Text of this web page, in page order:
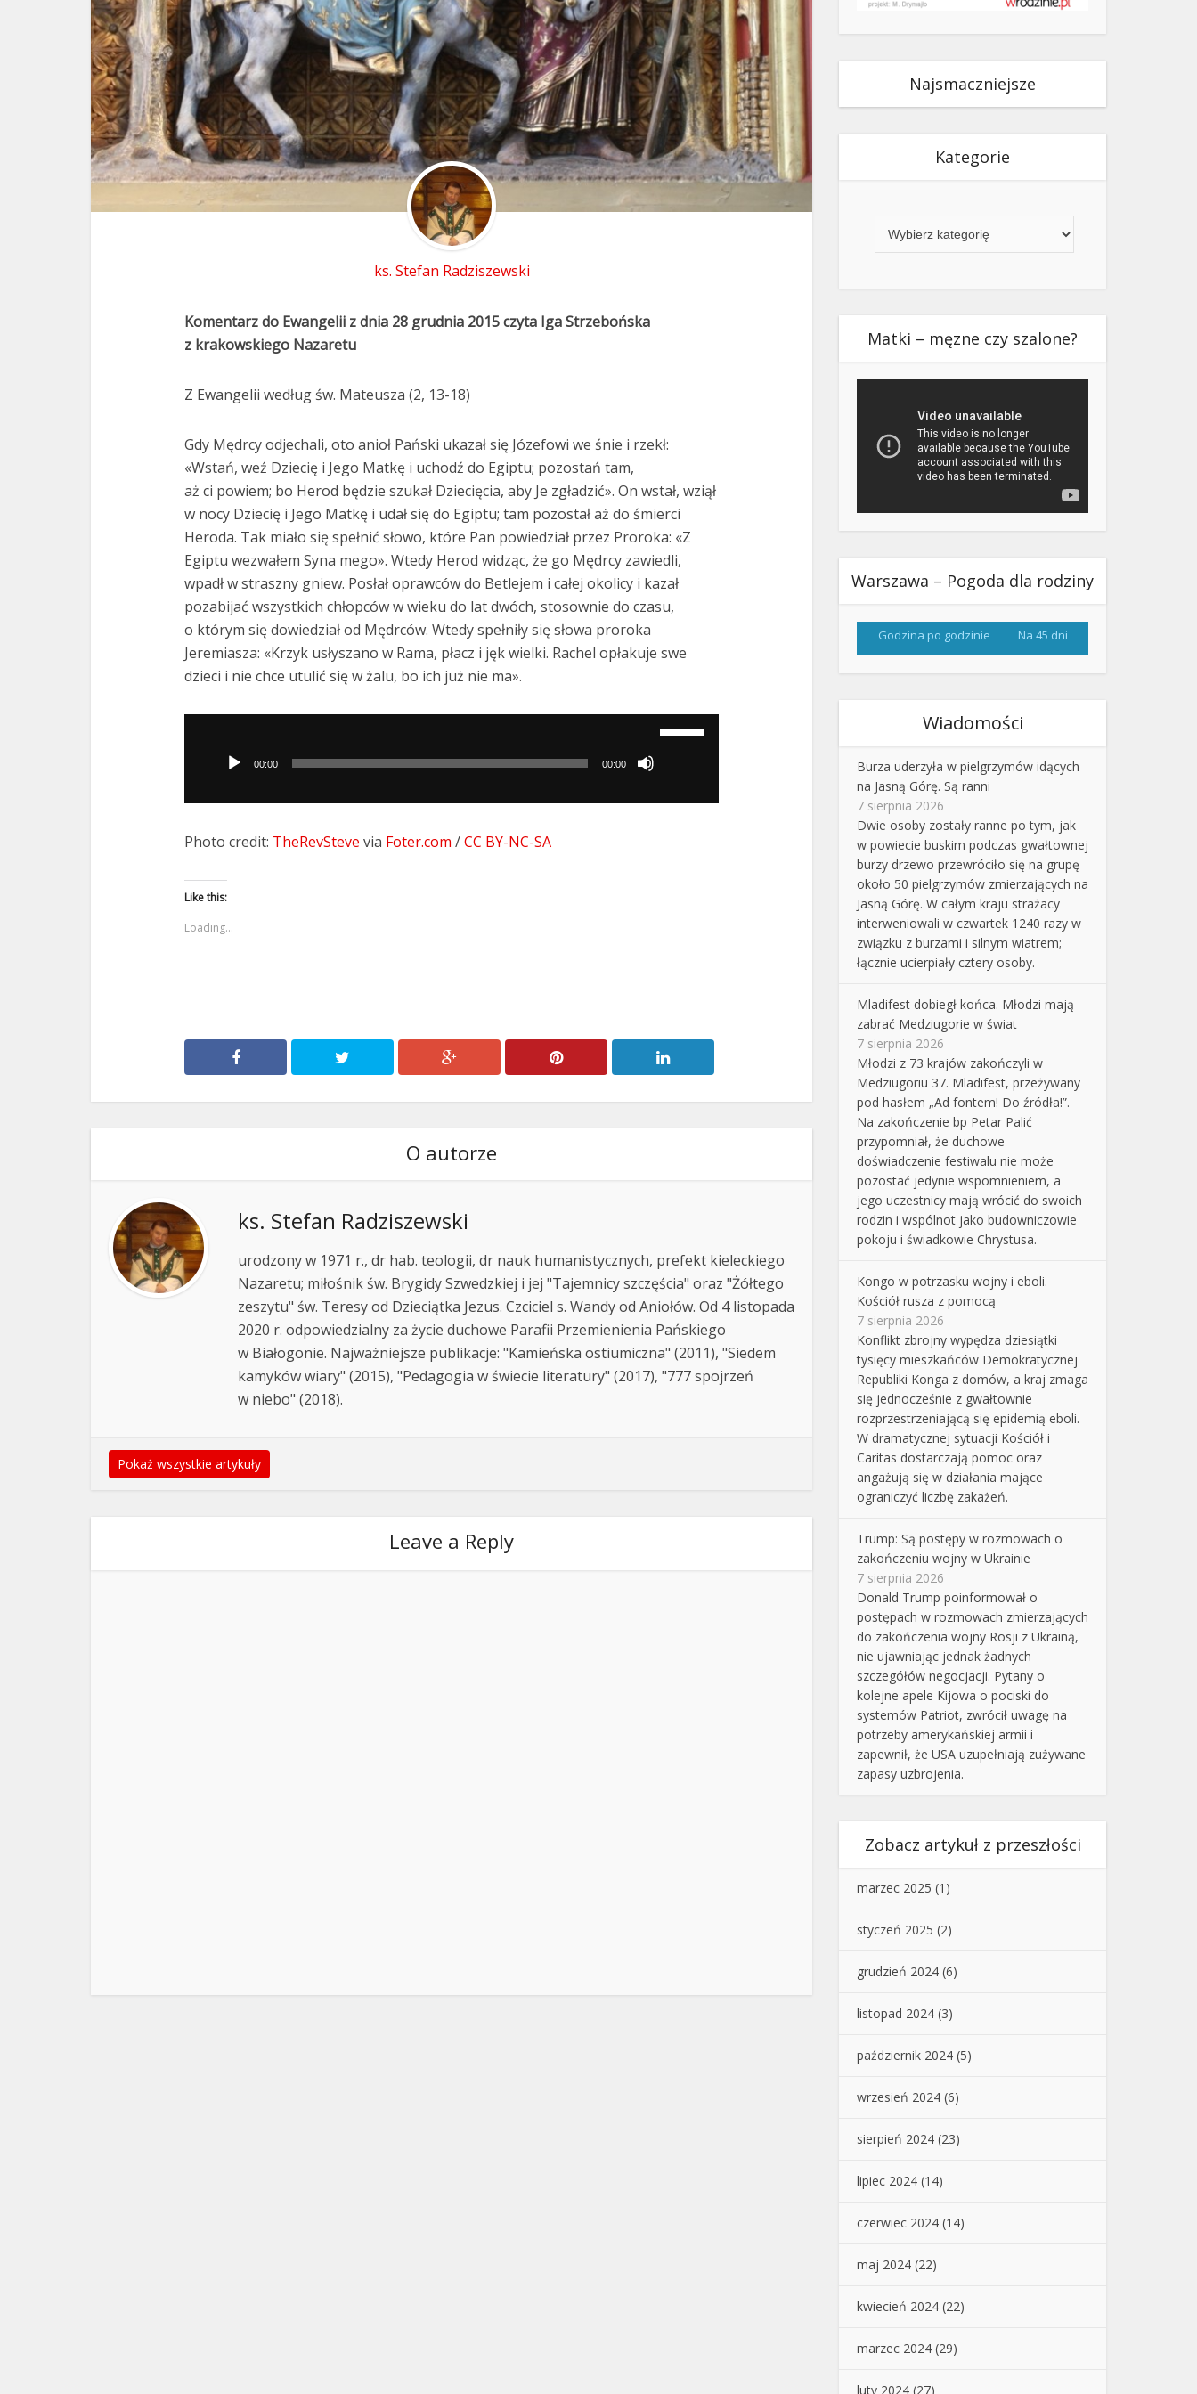
ks. Stefan Radziszewski
Komentarz do Ewangelii z dnia 28 grudnia 2015 czyta Iga Strzebońska
z krakowskiego Nazaretu
Z Ewangelii według św. Mateusza (2, 13-18)
Gdy Mędrcy odjechali, oto anioł Pański ukazał się Józefowi we śnie i rzekł:
«Wstań, weź Dziecię i Jego Matkę i uchodź do Egiptu; pozostań tam,
aż ci powiem; bo Herod będzie szukał Dziecięcia, aby Je zgładzić». On wstał, wziął
w nocy Dziecię i Jego Matkę i udał się do Egiptu; tam pozostał aż do śmierci
Heroda. Tak miało się spełnić słowo, które Pan powiedział przez Proroka: «Z
Egiptu wezwałem Syna mego». Wtedy Herod widząc, że go Mędrcy zawiedli,
wpadł w straszny gniew. Posłał oprawców do Betlejem i całej okolicy i kazał
pozabijać wszystkich chłopców w wieku do lat dwóch, stosownie do czasu,
o którym się dowiedział od Mędrców. Wtedy spełniły się słowa proroka
Jeremiasza: «Krzyk usłyszano w Rama, płacz i jęk wielki. Rachel opłakuje swe
dzieci i nie chce utulić się w żalu, bo ich już nie ma».
dźwiękowych
00:00 00:00
Photo credit: TheRevSteve via Foter.com /CC BY-NC-SA
Like this:
Loading...
O autorze
ks. Stefan Radziszewski
urodzony w 1971 r., dr hab. teologii, dr nauk humanistycznych, prefekt kieleckiego
Nazaretu; miłośnik św. Brygidy Szwedzkiej i jej "Tajemnicy szczęścia" oraz "Żółtego
zeszytu" św. Teresy od Dzieciątka Jezus. Czciciel s. Wandy od Aniołów. Od 4 listopada
2020 r. odpowiedzialny za życie duchowe Parafii Przemienienia Pańskiego
w Białogonie. Najważniejsze publikacje: "Kamieńska ostiumiczna" (2011), "Siedem
kamyków wiary" (2015), "Pedagogia w świecie literatury" (2017), "777 spojrzeń
w niebo" (2018).
Pokaż wszystkie artykuły
Leave a Reply
Najsmaczniejsze
Kategorie
Matki – męzne czy szalone?
Warszawa – Pogoda dla rodziny
Godzina po godzinie Na 45 dni
Wiadomości
Burza uderzyła w pielgrzymów idących
na Jasną Górę. Są ranni
7 sierpnia 2026
Dwie osoby zostały ranne po tym, jak
w powiecie buskim podczas gwałtownej
burzy drzewo przewróciło się na grupę
około 50 pielgrzymów zmierzających na
Jasną Górę. W całym kraju strażacy
interweniowali w czwartek 1240 razy w
związku z burzami i silnym wiatrem;
łącznie ucierpiały cztery osoby.
Mladifest dobiegł końca. Młodzi mają
zabrać Medziugorie w świat
7 sierpnia 2026
Młodzi z 73 krajów zakończyli w
Medziugoriu 37. Mladifest, przeżywany
pod hasłem „Ad fontem! Do źródła!”.
Na zakończenie bp Petar Palić
przypomniał, że duchowe
doświadczenie festiwalu nie może
pozostać jedynie wspomnieniem, a
jego uczestnicy mają wrócić do swoich
rodzin i wspólnot jako budowniczowie
pokoju i świadkowie Chrystusa.
Kongo w potrzasku wojny i eboli.
Kościół rusza z pomocą
7 sierpnia 2026
Konflikt zbrojny wypędza dziesiątki
tysięcy mieszkańców Demokratycznej
Republiki Konga z domów, a kraj zmaga
się jednocześnie z gwałtownie
rozprzestrzeniającą się epidemią eboli.
W dramatycznej sytuacji Kościół i
Caritas dostarczają pomoc oraz
angażują się w działania mające
ograniczyć liczbę zakażeń.
Trump: Są postępy w rozmowach o
zakończeniu wojny w Ukrainie
7 sierpnia 2026
Donald Trump poinformował o
postępach w rozmowach zmierzających
do zakończenia wojny Rosji z Ukrainą,
nie ujawniając jednak żadnych
szczegółów negocjacji. Pytany o
kolejne apele Kijowa o pociski do
systemów Patriot, zwrócił uwagę na
potrzeby amerykańskiej armii i
zapewnił, że USA uzupełniają zużywane
zapasy uzbrojenia.
Zobacz artykuł z przeszłości
marzec 2025 (1)
styczeń 2025 (2)
grudzień 2024 (6)
listopad 2024 (3)
październik 2024 (5)
wrzesień 2024 (6)
sierpień 2024 (23)
lipiec 2024 (14)
czerwiec 2024 (14)
maj 2024 (22)
kwiecień 2024 (22)
marzec 2024 (29)
luty 2024 (27)